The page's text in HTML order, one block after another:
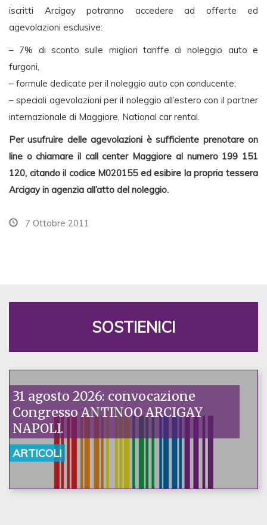
iscritti Arcigay potranno accedere ad offerte ed
agevolazioni esclusive:
– 7% di sconto sulle migliori tariffe di noleggio auto e
furgoni,
– formule dedicate per il noleggio auto con conducente;
– speciali agevolazioni per il noleggio all’estero con il partner
internazionale di Maggiore, National car rental.
Per usufruire delle agevolazioni è sufficiente prenotare on
line o chiamare il call center Maggiore al numero 199 151
120, citando il codice M020155 ed esibire la propria tessera
Arcigay in agenzia all’atto del noleggio.
7 Ottobre 2011
SOSTIENICI
31 agosto 2026: convocazione
Congresso ANTINOO ARCIGAY
NAPOLI.
ARTICOLI